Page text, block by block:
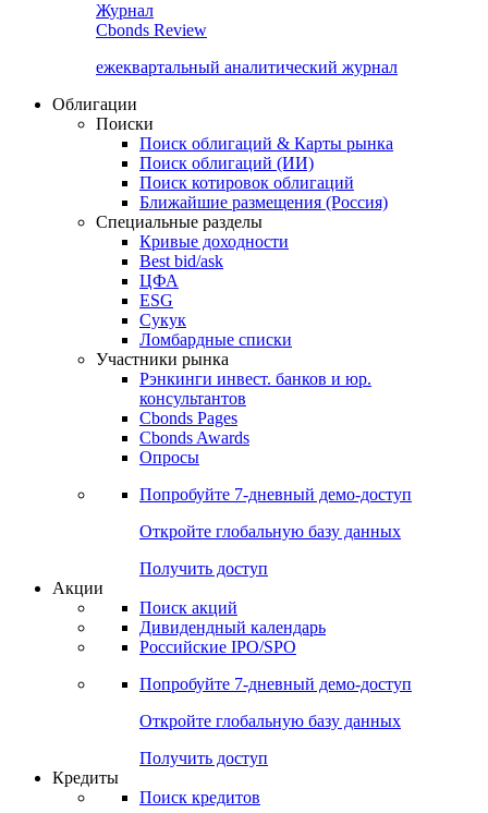
Журнал
Cbonds Review
ежеквартальный аналитический журнал
Облигации
Поиски
Поиск облигаций & Карты рынка
Поиск облигаций (ИИ)
Поиск котировок облигаций
Ближайшие размещения (Россия)
Специальные разделы
Кривые доходности
Best bid/ask
ЦФА
ESG
Сукук
Ломбардные списки
Участники рынка
Рэнкинги инвест. банков и юр.
консультантов
Cbonds Pages
Cbonds Awards
Опросы
Попробуйте 7-дневный демо-доступ
Откройте глобальную базу данных
Получить доступ
Акции
Поиск акций
Дивидендный календарь
Российские IPO/SPO
Попробуйте 7-дневный демо-доступ
Откройте глобальную базу данных
Получить доступ
Кредиты
Поиск кредитов